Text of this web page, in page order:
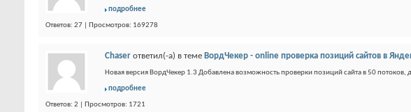
подробнее
Ответов: 27 | Просмотров: 169278
Chaser ответил(-а) в теме ВордЧекер - online проверка позиций сайтов в
Новая версия ВордЧекер 1.3 Добавлена возможность проверки позиций сайта в 50
подробнее
Ответов: 2 | Просмотров: 1721